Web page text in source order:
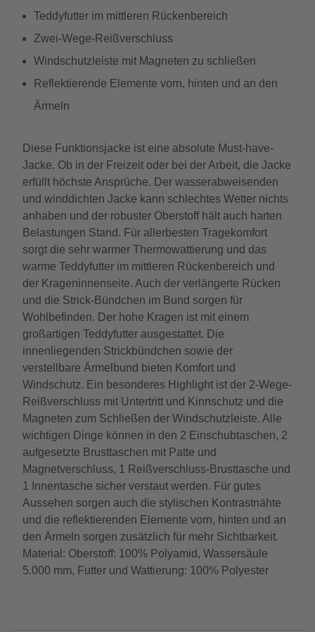
Teddyfutter im mittleren Rückenbereich
Zwei-Wege-Reißverschluss
Windschutzleiste mit Magneten zu schließen
Reflektierende Elemente vorn, hinten und an den
Ärmeln
Diese Funktionsjacke ist eine absolute Must-have-
Jacke. Ob in der Freizeit oder bei der Arbeit, die Jacke
erfüllt höchste Ansprüche. Der wasserabweisenden
und winddichten Jacke kann schlechtes Wetter nichts
anhaben und der robuster Oberstoff hält auch harten
Belastungen Stand. Für allerbesten Tragekomfort
sorgt die sehr warmer Thermowattierung und das
warme Teddyfutter im mittleren Rückenbereich und
der Krageninnenseite. Auch der verlängerte Rücken
und die Strick-Bündchen im Bund sorgen für
Wohlbefinden. Der hohe Kragen ist mit einem
großartigen Teddyfutter ausgestattet. Die
innenliegenden Strickbündchen sowie der
verstellbare Ärmelbund bieten Komfort und
Windschutz. Ein besonderes Highlight ist der 2-Wege-
Reißverschluss mit Untertritt und Kinnschutz und die
Magneten zum Schließen der Windschutzleiste. Alle
wichtigen Dinge können in den 2 Einschubtaschen, 2
aufgesetzte Brusttaschen mit Patte und
Magnetverschluss, 1 Reißverschluss-Brusttasche und
1 Innentasche sicher verstaut werden. Für gutes
Aussehen sorgen auch die stylischen Kontrastnähte
und die reflektierenden Elemente vorn, hinten und an
den Ärmeln sorgen zusätzlich für mehr Sichtbarkeit.
Material: Oberstoff: 100% Polyamid, Wassersäule
5.000 mm, Futter und Wattierung: 100% Polyester